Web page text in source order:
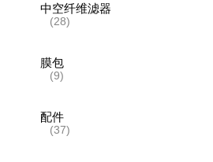
中空纤维滤器
(28)
膜包
(9)
配件
(37)